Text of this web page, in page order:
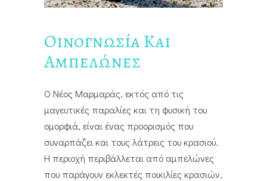
Οινογνωσία Και
Αμπελώνες
Ο Νέος Μαρμαράς, εκτός από τις
μαγευτικές παραλίες και τη φυσική του
ομορφιά, είναι ένας προορισμός που
συναρπάζει και τους λάτρεις του κρασιού.
Η περιοχή περιβάλλεται από αμπελώνες
που παράγουν εκλεκτές ποικιλίες κρασιών,